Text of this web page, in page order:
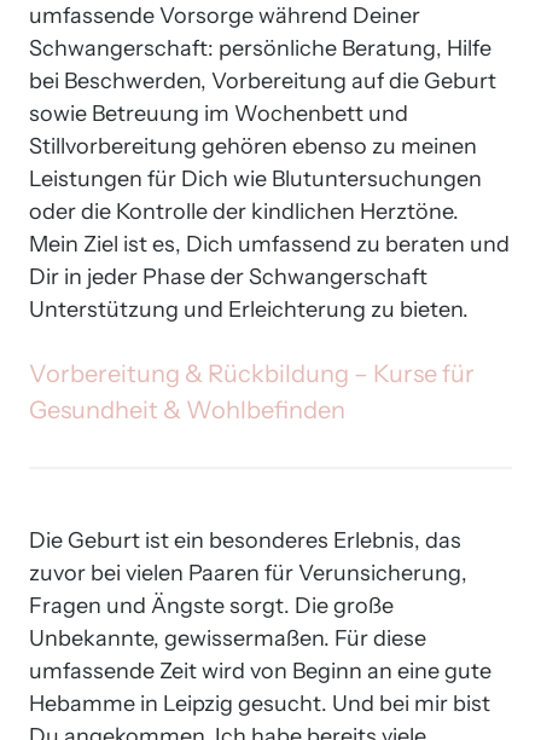
umfassende Vorsorge während Deiner
Schwangerschaft: persönliche Beratung, Hilfe
bei Beschwerden, Vorbereitung auf die Geburt
sowie Betreuung im Wochenbett und
Stillvorbereitung gehören ebenso zu meinen
Leistungen für Dich wie Blutuntersuchungen
oder die Kontrolle der kindlichen Herztöne.
Mein Ziel ist es, Dich umfassend zu beraten und
Dir in jeder Phase der Schwangerschaft
Unterstützung und Erleichterung zu bieten.
‍Vorbereitung & Rückbildung – Kurse
Gesundheit & Wohlbefinden
‍Die Geburt ist ein besonderes Erlebnis, das
zuvor bei vielen Paaren für Verunsicherung,
Fragen und Ängste sorgt. Die große
Unbekannte, gewissermaßen. Für diese
umfassende Zeit wird von Beginn an eine gute
Hebamme in Leipzig gesucht. Und bei mir bist